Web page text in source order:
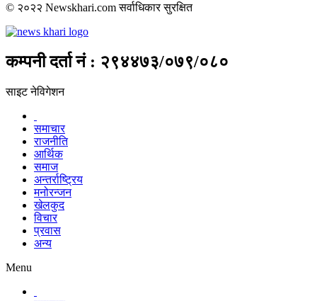
© २०२२ Newskhari.com सर्वाधिकार सुरक्षित
कम्पनी दर्ता नं : २९४४७३/०७९/०८०
साइट नेविगेशन
समाचार
राजनीति
आर्थिक
समाज
अन्तर्राष्ट्रिय
मनोरन्जन
खेलकुद
विचार
प्रवास
अन्य
Menu